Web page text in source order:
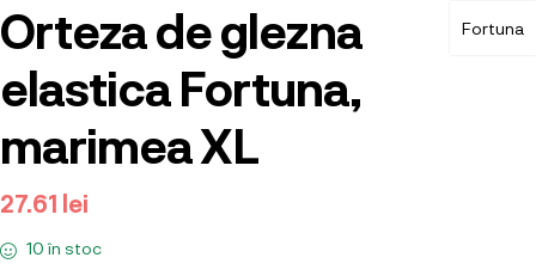
Fortuna
Orteza de glezna
elastica Fortuna,
marimea XL
27.61 lei
10 în stoc